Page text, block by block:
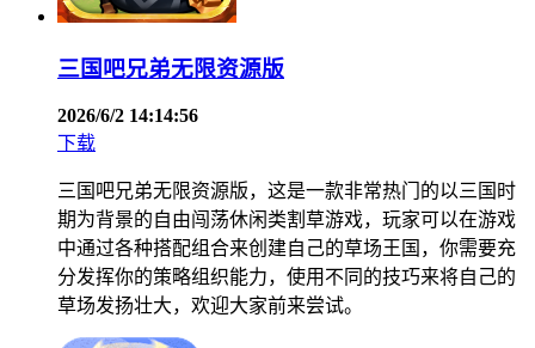
三国吧兄弟无限资源版
2026/6/2 14:14:56
下载
三国吧兄弟无限资源版，这是一款非常热门的以三国时
期为背景的自由闯荡休闲类割草游戏，玩家可以在游戏
中通过各种搭配组合来创建自己的草场王国，你需要充
分发挥你的策略组织能力，使用不同的技巧来将自己的
草场发扬壮大，欢迎大家前来尝试。